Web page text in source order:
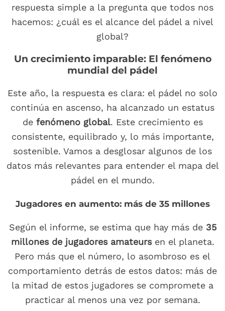
respuesta simple a la pregunta que todos nos
hacemos: ¿cuál es el alcance del pádel a nivel
global?
Un crecimiento imparable: El fenómeno
mundial del pádel
Este año, la respuesta es clara: el pádel no solo
continúa en ascenso, ha alcanzado un estatus
de fenómeno global. Este crecimiento es
consistente, equilibrado y, lo más importante,
sostenible. Vamos a desglosar algunos de los
datos más relevantes para entender el mapa del
pádel en el mundo.
Jugadores en aumento: más de 35 millones
Según el informe, se estima que hay más de 35
millones de jugadores amateursen el planeta.
Pero más que el número, lo asombroso es el
comportamiento detrás de estos datos: más de
la mitad de estos jugadores se compromete a
practicar al menos una vez por semana.